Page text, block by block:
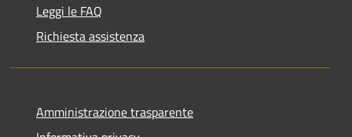
Leggi le FAQ
Richiesta assistenza
Amministrazione trasparente